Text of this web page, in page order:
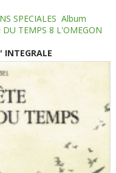
SPECIALES Album
DU TEMPS 8 L'OMEGON
INTEGRALE